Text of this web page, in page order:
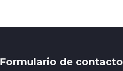
Formulario de contacto